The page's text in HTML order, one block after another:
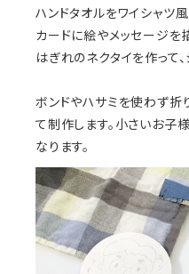
ハンドタオルをワイシャツ
カードに絵やメッセージを
はぎれのネクタイを作って
ボンドやハサミを使わず折
て制作します。小さいお子
なります。